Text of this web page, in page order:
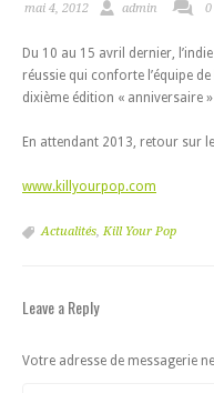
mai 4, 2012 admin 0
Du 10 au 15 avril dernier,
réussie qui conforte l’équipe
dixième édition « anniversaire
En attendant 2013, retour sur
www.killyourpop.com
Actualités, Kill Your Pop
Leave a Reply
Votre adresse de messagerie